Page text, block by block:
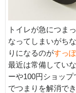
トイレが急につま
なってしまいがち
りになるのがすっ
最近は常備してい
ーや100円ショッ
でつまりを解消で